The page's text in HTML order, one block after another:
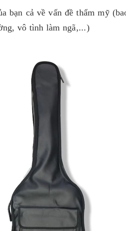
bạn cả về vấn đề thẩm mỹ
vô tình làm ngã,...)